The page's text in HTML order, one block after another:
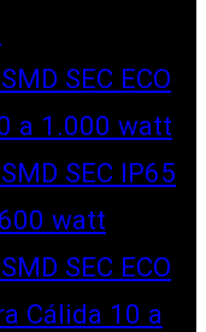
SEC ECO
a 1.000 watt
SEC IP65
watt
SEC ECO
Cálida 10 a